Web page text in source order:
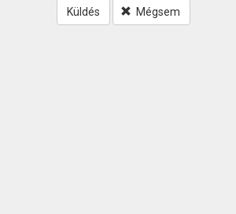
Küldés Mégsem